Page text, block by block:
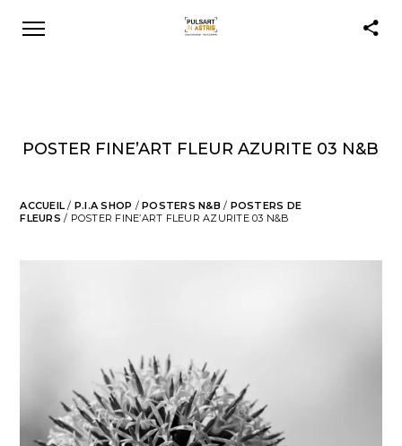
POSTER FINE’ART FLEUR AZURITE 03 N&B
ACCUEIL/ P.I.A SHOP /POSTERS N&B / POSTERS DE
FLEURS / POSTER FINE’ART FLEUR AZURITE 03 N&B